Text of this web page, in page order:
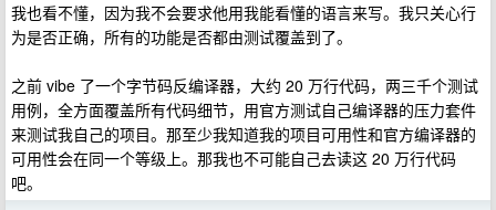
我也看不懂，因为我不会要求他用我能看懂的语言来写。我只关心行
为是否正确，所有的功能是否都由测试覆盖到了。
之前 vibe 了一个字节码反编译器，大约 20 万行代码，两三千个测试
用例，全方面覆盖所有代码细节，用官方测试自己编译器的压力套件
来测试我自己的项目。那至少我知道我的项目可用性和官方编译器的
可用性会在同一个等级上。那我也不可能自己去读这 20 万行代码
吧。